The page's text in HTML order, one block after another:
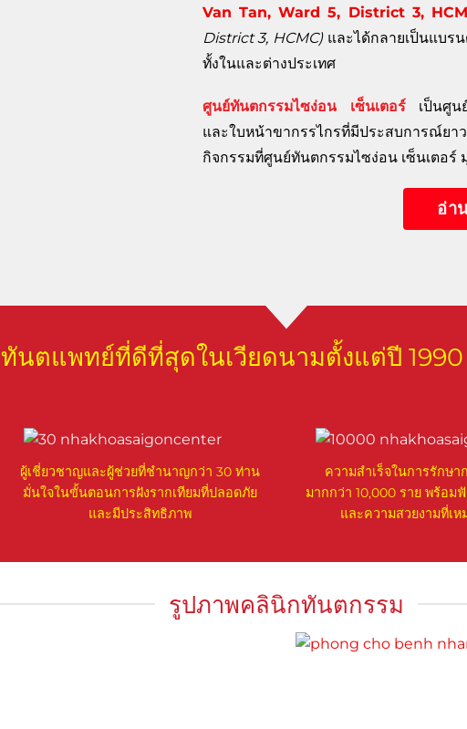
Van Tan, Ward 5, District 3,
District 3, HCMC)และได้กลายเป็นแบรน
ทั้งในและต่างประเทศ
ศูนย์ทันตกรรมไซง่อน เซ็นเตอร์เป็นศูนย์
และใบหน้าขากรรไกรที่มีประสบการณ์ยา
กิจกรรมที่ศูนย์ทันตกรรมไซง่อน เซ็นเตอร์
อ่า
ทันตแพทย์ที่ดีที่สุดในเวียดนามตั้งแต่ปี 1990
ผู้เชี่ยวชาญและผู้ช่วยที่ชำนาญกว่า 30 ท่าน
มั่นใจในขั้นตอนการฝังรากเทียมที่ปลอดภัย
และมีประสิทธิภาพ
ความสำเร็จในการรักษ
มากกว่า 10,000 ราย พร้อม
และความสวยงามที่เ
รูปภาพคลินิกทันตกรรม